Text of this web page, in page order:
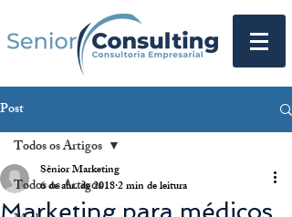
Post
Todos os Artigos
Todos os Artigos
Marketing para médicos
Sênior Marketing
6 de abr. de 20182 min de leitura